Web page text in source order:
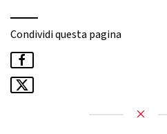
Condividi questa pagina